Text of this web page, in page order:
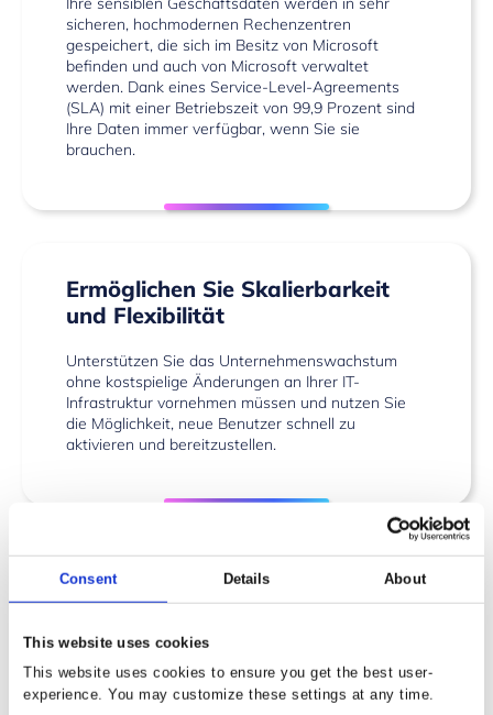
Consent Details About
This website uses cookies
This website uses cookies to ensure you get the best user-
experience. You may customize these settings at any time.
sicheren, hochmodernen Rechenzentren
gespeichert, die sich im Besitz von Microsoft
befinden und auch von Microsoft verwaltet
werden. Dank eines Service-Level-Agreements
(SLA) mit einer Betriebszeit von 99,9 Prozent sind
Ihre Daten immer verfügbar, wenn Sie sie
brauchen.
Ermöglichen Sie Skalierbarkeit
und Flexibilität
Unterstützen Sie das Unternehmenswachstum
ohne kostspielige Änderungen an Ihrer IT-
Infrastruktur vornehmen müssen und nutzen Sie
die Möglichkeit, neue Benutzer schnell zu
aktivieren und bereitzustellen.
Entlassten Sie Ihre IT
die Komplexität bei der Verwaltung von Hard- und
Software und der Bereitstellung von Support
reduzieren. Verringern Sie den Aufwand für